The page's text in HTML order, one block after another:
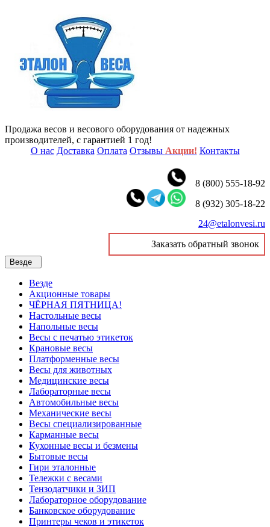
Продажа весов и весового оборудования от надежных
производителей, с гарантией 1 год!
О нас Доставка Оплата Отзывы Акции! Контакты
8 (800) 555-18-92
8 (932) 305-18-22
24@etalonvesi.ru
Заказать обратный звонок
Везде
Везде
Акционные товары
ЧЁРНАЯ ПЯТНИЦА!
Настольные весы
Напольные весы
Весы с печатью этикеток
Крановые весы
Платформенные весы
Весы для животных
Медицинские весы
Лабораторные весы
Автомобильные весы
Механические весы
Весы специализированные
Карманные весы
Кухонные весы и безмены
Бытовые весы
Гири эталонные
Тележки с весами
Тензодатчики и ЗИП
Лабораторное оборудование
Банковское оборудование
Принтеры чеков и этикеток